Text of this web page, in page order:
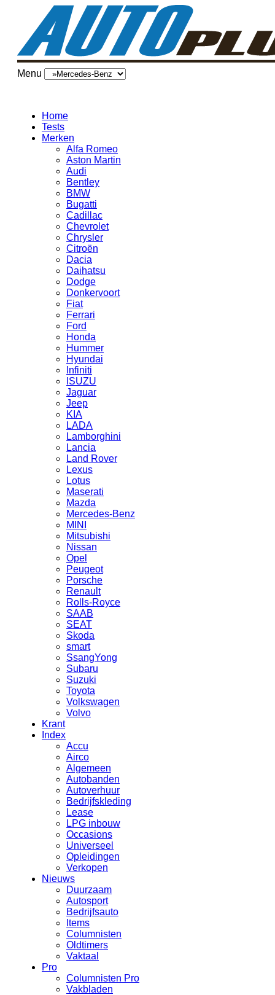
Menu
Home
Tests
Merken
Alfa Romeo
Aston Martin
Audi
Bentley
BMW
Bugatti
Cadillac
Chevrolet
Chrysler
Citroën
Dacia
Daihatsu
Dodge
Donkervoort
Fiat
Ferrari
Ford
Honda
Hummer
Hyundai
Infiniti
ISUZU
Jaguar
Jeep
KIA
LADA
Lamborghini
Lancia
Land Rover
Lexus
Lotus
Maserati
Mazda
Mercedes-Benz
MINI
Mitsubishi
Nissan
Opel
Peugeot
Porsche
Renault
Rolls-Royce
SAAB
SEAT
Skoda
smart
SsangYong
Subaru
Suzuki
Toyota
Volkswagen
Volvo
Krant
Index
Accu
Airco
Algemeen
Autobanden
Autoverhuur
Bedrijfskleding
Lease
LPG inbouw
Occasions
Universeel
Opleidingen
Verkopen
Nieuws
Duurzaam
Autosport
Bedrijfsauto
Items
Columnisten
Oldtimers
Vaktaal
Pro
Columnisten Pro
Vakbladen